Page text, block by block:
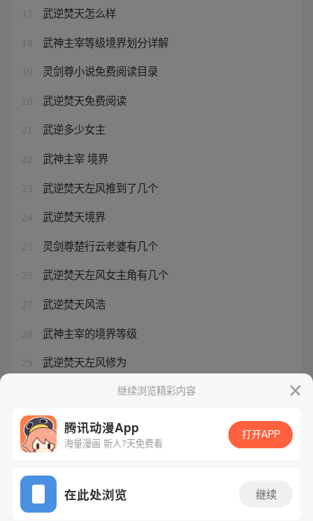
17 武逆焚天怎么样
18 武神主宰等级境界划分详解
19 灵剑尊小说免费阅读目录
20 武逆焚天免费阅读
21 武逆多少女主
22 武神主宰 境界
23 武逆焚天左风推到了几个
24 武逆焚天境界
25 灵剑尊楚行云老婆有几个
26 武逆焚天左风女主角有几个
27 武逆焚天风浩
28 武神主宰的境界等级
29 武逆焚天左风修为
继续浏览精彩内容
腾讯动漫App
海量漫画 新人7天免费看
打开APP
在此处浏览 继续
网站备案/许可证号：粤B2-20090059-5
Copyright©1998 - 2026 Tencent. All Rights Reserved